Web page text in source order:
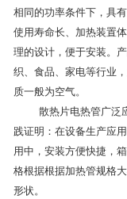
相同的功率条件下，具
使用寿命长、加热装置
理的设计，便于安装。
织、食品、家电等行业
质一般为空气。
散热片电热管广泛
践证明：在设备生产应
用中，安装方便快捷，
格根据根据加热管规格
形状。